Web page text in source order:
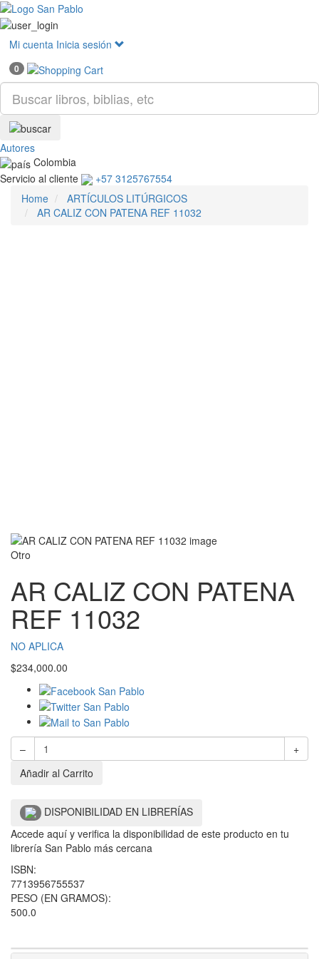
Mi cuenta Inicia sesión
0
Autores
Colombia
Servicio al cliente
+57 3125767554
Home
ARTÍCULOS LITÚRGICOS
AR CALIZ CON PATENA REF 11032
Otro
AR CALIZ CON PATENA
REF 11032
NO APLICA
$234,000.00
–
+
Añadir al Carrito
DISPONIBILIDAD EN LIBRERÍAS
Accede aquí y verifica la disponibilidad de este producto en tu
librería San Pablo más cercana
ISBN:
7713956755537
PESO (EN GRAMOS):
500.0